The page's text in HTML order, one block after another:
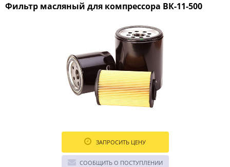
Фильтр масляный для компрессора ВК-11-500
ЗАПРОСИТЬ ЦЕНУ
СООБЩИТЬ О ПОСТУПЛЕНИИ